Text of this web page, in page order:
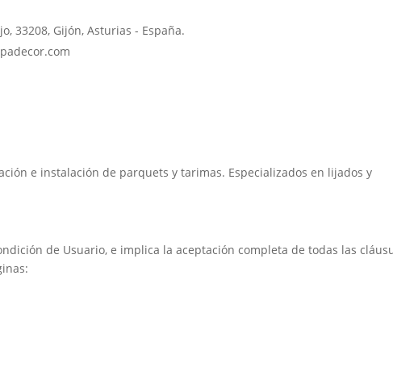
33208, Gijón, Asturias - España.
e instalación de parquets y tarimas. Especializados en lijados y
de Usuario, e implica la aceptación completa de todas las